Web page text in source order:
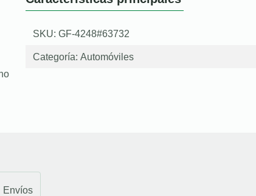
SKU: GF-4248#63732
Categoría: Automóviles
Envíos